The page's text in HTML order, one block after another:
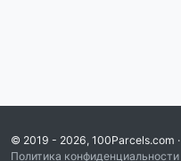
© 2019 - 2026, 100Parcels.com ·
Политика конфиденциальности